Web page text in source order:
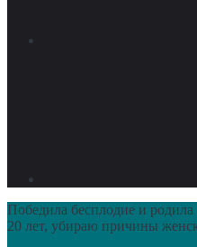
Победила бесплодие и родила
20 лет, убираю причины